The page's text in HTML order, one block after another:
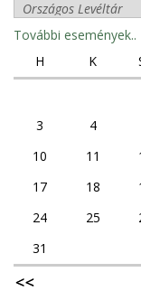
További események..
H
K
3
4
10
11
17
18
24
25
31